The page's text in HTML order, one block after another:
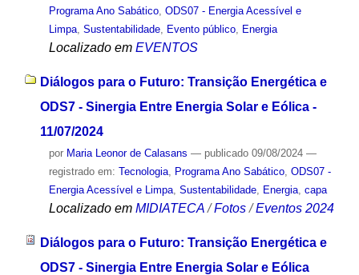
Programa Ano Sabático, ODS07 - Energia Acessível e
Limpa, Sustentabilidade, Evento público, Energia
Localizado em EVENTOS
Diálogos para o Futuro: Transição Energética e
ODS7 - Sinergia Entre Energia Solar e Eólica -
11/07/2024
por Maria Leonor de Calasans — publicado09/08/2024 —
registrado em: Tecnologia, Programa Ano Sabático, ODS07 -
Energia Acessível e Limpa, Sustentabilidade, Energia, capa
Localizado em MIDIATECA /Fotos /Eventos 2024
Diálogos para o Futuro: Transição Energética e
ODS7 - Sinergia Entre Energia Solar e Eólica